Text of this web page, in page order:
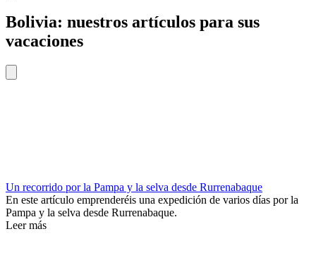
Bolivia: nuestros artículos para sus
vacaciones
Un recorrido por la Pampa y la selva desde Rurrenabaque
En este artículo emprenderéis una expedición de varios días por la
Pampa y la selva desde Rurrenabaque.
Leer más